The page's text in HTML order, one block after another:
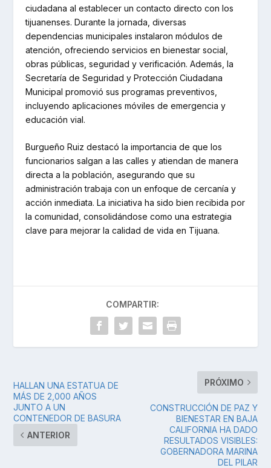
ciudadana al establecer un contacto directo con los
tijuanenses. Durante la jornada, diversas
dependencias municipales instalaron módulos de
atención, ofreciendo servicios en bienestar social,
obras públicas, seguridad y verificación. Además, la
Secretaría de Seguridad y Protección Ciudadana
Municipal promovió sus programas preventivos,
incluyendo aplicaciones móviles de emergencia y
educación vial.
Burgueño Ruiz destacó la importancia de que los
funcionarios salgan a las calles y atiendan de manera
directa a la población, asegurando que su
administración trabaja con un enfoque de cercanía y
acción inmediata. La iniciativa ha sido bien recibida por
la comunidad, consolidándose como una estrategia
clave para mejorar la calidad de vida en Tijuana.
COMPARTIR:
HALLAN UNA ESTATUA DE
MÁS DE 2,000 AÑOS
JUNTO A UN
CONTENEDOR DE BASURA
ANTERIOR
PRÓXIMO
CONSTRUCCIÓN DE PAZ Y
BIENESTAR EN BAJA
CALIFORNIA HA DADO
RESULTADOS VISIBLES:
GOBERNADORA MARINA
DEL PILAR